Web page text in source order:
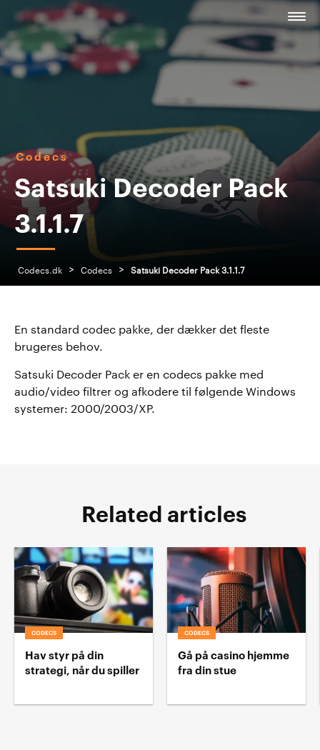
Codecs
Satsuki Decoder Pack
3.1.1.7
Codecs.dk > Codecs > Satsuki Decoder Pack 3.1.1.7
En standard codec pakke, der dækker det fleste
brugeres behov.
Satsuki Decoder Pack er en codecs pakke med
audio/video filtrer og afkodere til følgende Windows
systemer: 2000/2003/XP.
Related articles
CODECS
Hav styr på din
strategi, når du spiller
CODECS
Gå på casino hjemme
fra din stue